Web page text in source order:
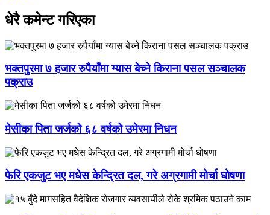
धेरै कमेन्ट गरिएका
भक्तपुरमा ७ हजार रुपैयाँमा ग्यास बेच्ने किराना पसल सञ्चालक
पक्राउ
मेसीका पिता जर्जको ६८ वर्षको उमेरमा निधन
फेरि एकजुट भए मधेस केन्द्रित दल, गरे अग्रगामी मोर्चा घोषणा